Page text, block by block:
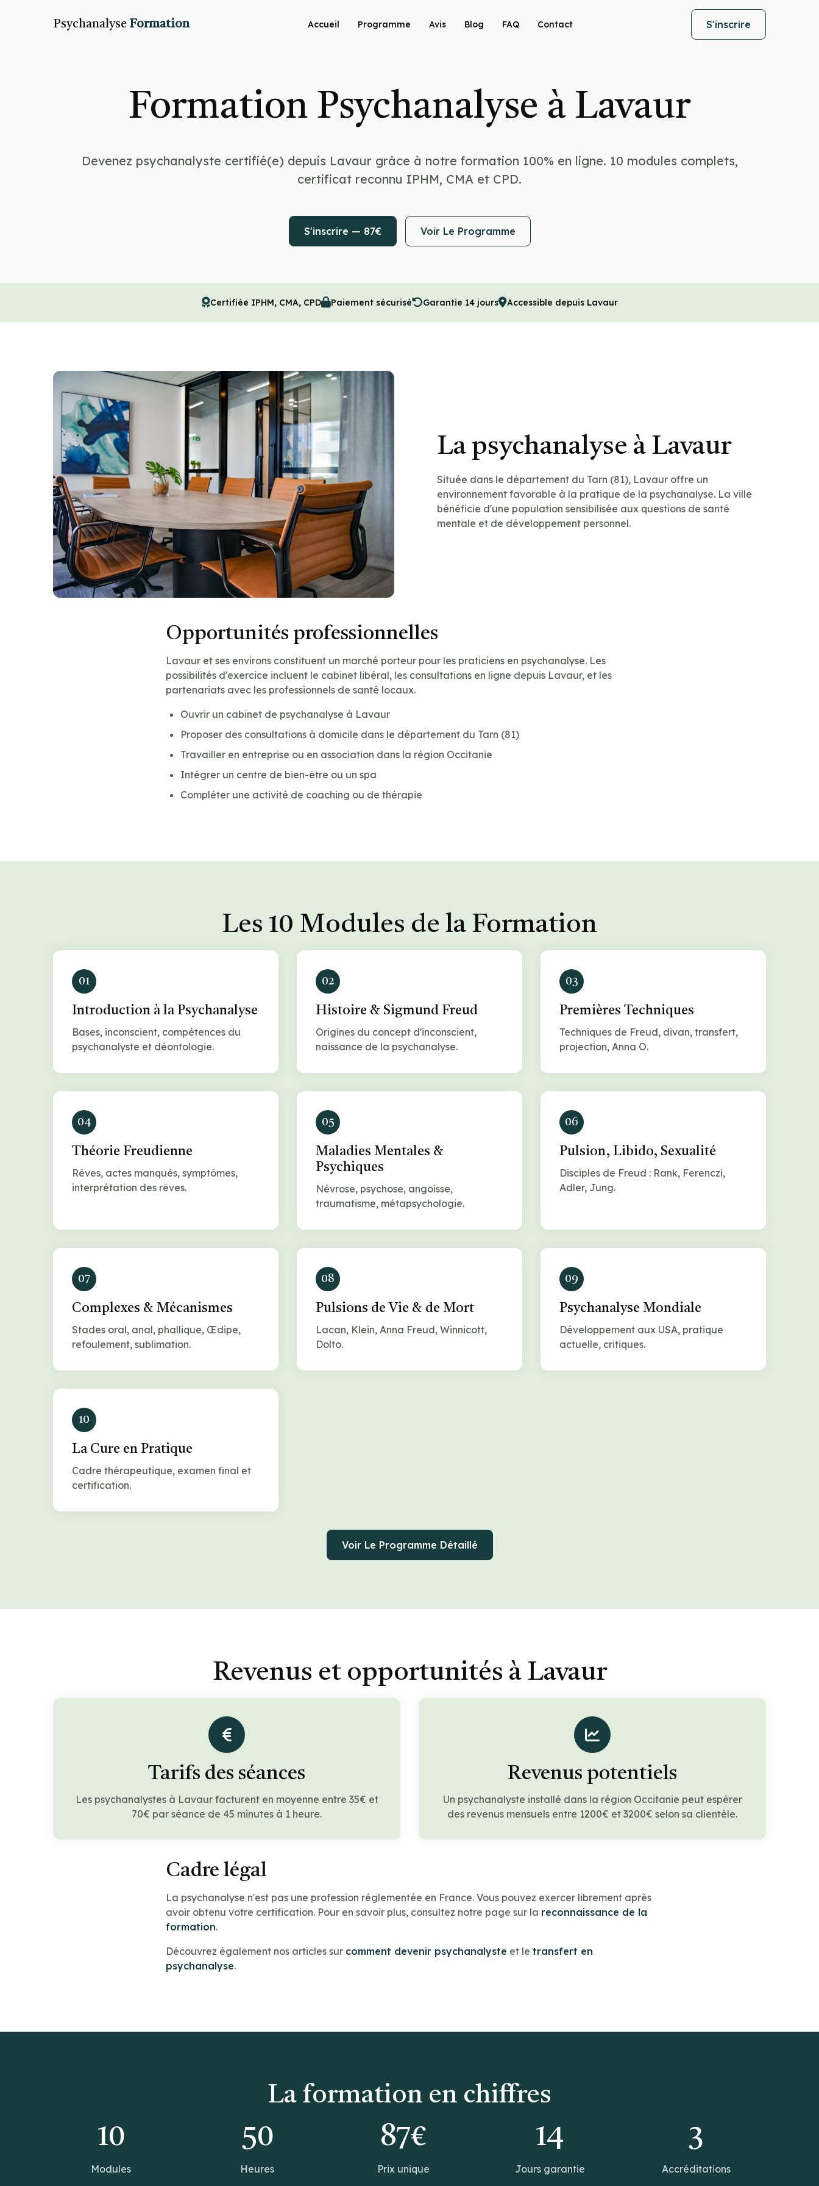
Psychanalyse Formation Accueil Programme Avis Blog FAQ Contact S'inscrire
Formation Psychanalyse à Lavaur
Devenez psychanalyste certifié(e) depuis Lavaur grâce à notre formation 100% en ligne. 10 modules complets,
certificat reconnu IPHM, CMA et CPD.
S'inscrire — 87€ Voir Le Programme
Certifiée IPHM, CMA, CPD Paiement sécurisé Garantie 14 jours Accessible depuis Lavaur
La psychanalyse à Lavaur
Située dans le département du Tarn (81), Lavaur offre un
environnement favorable à la pratique de la psychanalyse. La ville
bénéficie d'une population sensibilisée aux questions de santé
mentale et de développement personnel.
Opportunités professionnelles
Lavaur et ses environs constituent un marché porteur pour les praticiens en psychanalyse. Les
possibilités d'exercice incluent le cabinet libéral, les consultations en ligne depuis Lavaur, et les
partenariats avec les professionnels de santé locaux.
Ouvrir un cabinet de psychanalyse à Lavaur
Proposer des consultations à domicile dans le département du Tarn (81)
Travailler en entreprise ou en association dans la région Occitanie
Intégrer un centre de bien-être ou un spa
Compléter une activité de coaching ou de thérapie
Les 10 Modules de la Formation
01
Introduction à la Psychanalyse
Bases, inconscient, compétences du
psychanalyste et déontologie.
02
Histoire & Sigmund Freud
Origines du concept d'inconscient,
naissance de la psychanalyse.
03
Premières Techniques
Techniques de Freud, divan, transfert,
projection, Anna O.
04
Théorie Freudienne
Rêves, actes manqués, symptômes,
interprétation des rêves.
05
Maladies Mentales &
Psychiques
Névrose, psychose, angoisse,
traumatisme, métapsychologie.
06
Pulsion, Libido, Sexualité
Disciples de Freud : Rank, Ferenczi,
Adler, Jung.
07
Complexes & Mécanismes
Stades oral, anal, phallique, Œdipe,
refoulement, sublimation.
08
Pulsions de Vie & de Mort
Lacan, Klein, Anna Freud, Winnicott,
Dolto.
09
Psychanalyse Mondiale
Développement aux USA, pratique
actuelle, critiques.
10
La Cure en Pratique
Cadre thérapeutique, examen final et
certification.
Voir Le Programme Détaillé
Revenus et opportunités à Lavaur
Tarifs des séances
Les psychanalystes à Lavaur facturent en moyenne entre 35€ et
70€ par séance de 45 minutes à 1 heure.
Revenus potentiels
Un psychanalyste installé dans la région Occitanie peut espérer
des revenus mensuels entre 1200€ et 3200€ selon sa clientèle.
Cadre légal
La psychanalyse n'est pas une profession réglementée en France. Vous pouvez exercer librement après
avoir obtenu votre certification. Pour en savoir plus, consultez notre page sur la reconnaissance de la
formation.
Découvrez également nos articles sur comment devenir psychanalyste et le transfert en
psychanalyse.
La formation en chiffres
10
Modules
50
Heures
87€
Prix unique
14
Jours garantie
3
Accréditations